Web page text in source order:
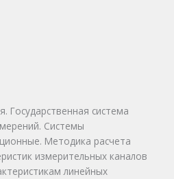
Государственная система
Системы
Методика расчета
измерительных каналов
линейных